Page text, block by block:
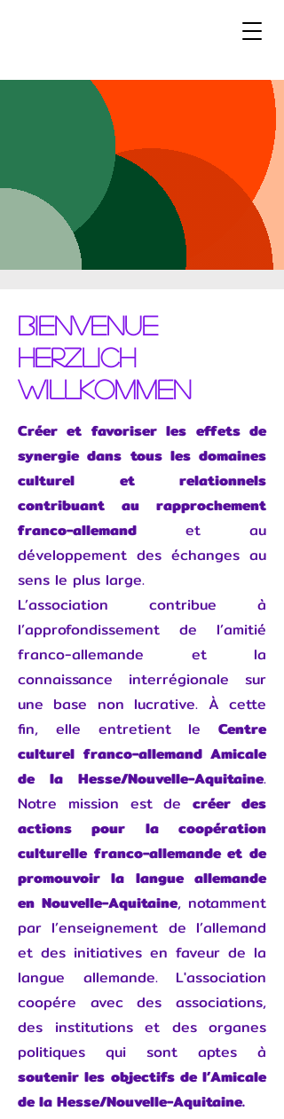
Bienvenue
Herzlich
willkommen
Créer et favoriser les effets de
synergie dans tous les domaines
culturel et relationnels
contribuant au rapprochement
franco-allemand et au
développement des échanges au
sens le plus large.
L’association contribue à
l’approfondissement de l’amitié
franco-allemande et la
connaissance interrégionale sur
une base non lucrative. À cette
fin, elle entretient le Centre
culturel franco-allemand Amicale
de la Hesse/Nouvelle-Aquitaine.
Notre mission est decréer des
actions pour la coopération
culturelle franco-allemande et de
promouvoir la langue allemande
en Nouvelle-Aquitaine, notamment
par l’enseignement de l’allemand
et des initiatives en faveur de la
langue allemande. L'association
coopére avec des associations,
des institutions et des organes
politiques qui sont aptes à
soutenir les objectifs de l’Amicale
de la Hesse/Nouvelle-Aquitaine.